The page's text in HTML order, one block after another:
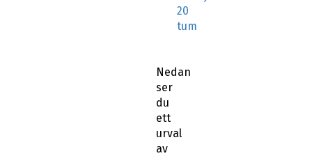
20
tum
Nedan
ser
du
ett
urval
av